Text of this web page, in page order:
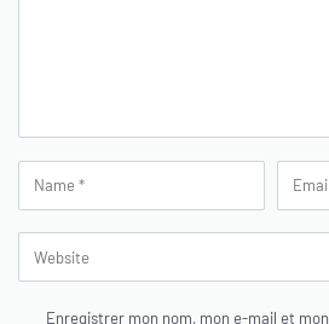
Enregistrer mon nom, mon e-mail et